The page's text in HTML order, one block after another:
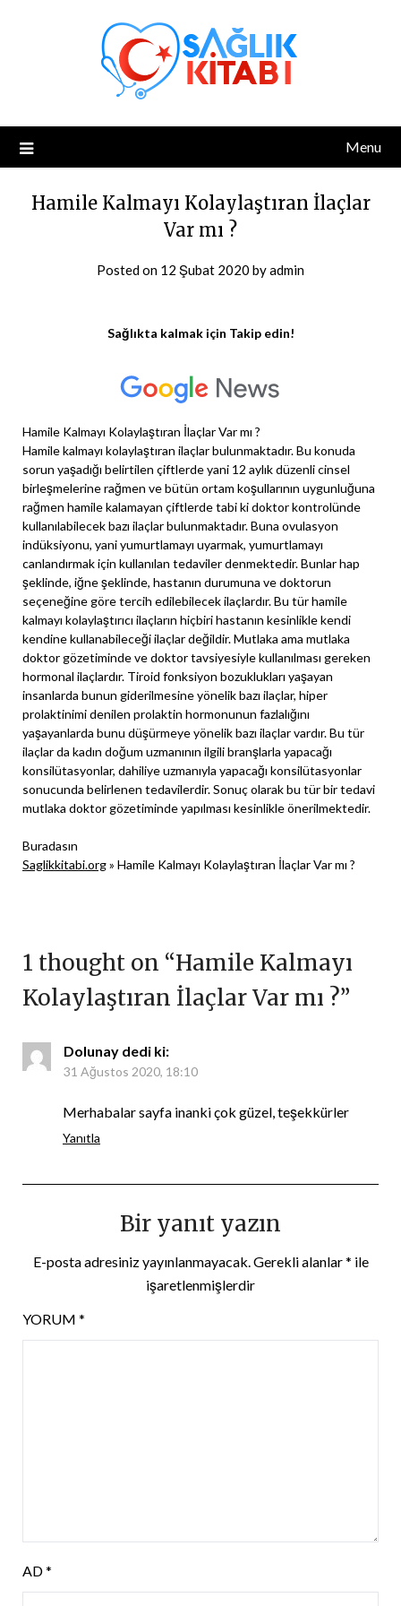
Menu
Hamile Kalmayı Kolaylaştıran İlaçlar
Var mı ?
Posted on 12 Şubat 2020 byadmin
Sağlıkta kalmak için Takip edin!
Hamile Kalmayı Kolaylaştıran İlaçlar Var mı ?
Hamile kalmayı kolaylaştıran ilaçlar bulunmaktadır. Bu konuda
sorun yaşadığı belirtilen çiftlerde yani 12 aylık düzenli cinsel
birleşmelerine rağmen ve bütün ortam koşullarının uygunluğuna
rağmen hamile kalamayan çiftlerde tabi ki doktor kontrolünde
kullanılabilecek bazı ilaçlar bulunmaktadır. Buna ovulasyon
indüksiyonu, yani yumurtlamayı uyarmak, yumurtlamayı
canlandırmak için kullanılan tedaviler denmektedir. Bunlar hap
şeklinde, iğne şeklinde, hastanın durumuna ve doktorun
seçeneğine göre tercih edilebilecek ilaçlardır. Bu tür hamile
kalmayı kolaylaştırıcı ilaçların hiçbiri hastanın kesinlikle kendi
kendine kullanabileceği ilaçlar değildir. Mutlaka ama mutlaka
doktor gözetiminde ve doktor tavsiyesiyle kullanılması gereken
hormonal ilaçlardır. Tiroid fonksiyon bozuklukları yaşayan
insanlarda bunun giderilmesine yönelik bazı ilaçlar, hiper
prolaktinimi denilen prolaktin hormonunun fazlalığını
yaşayanlarda bunu düşürmeye yönelik bazı ilaçlar vardır. Bu tür
ilaçlar da kadın doğum uzmanının ilgili branşlarla yapacağı
konsilütasyonlar, dahiliye uzmanıyla yapacağı konsilütasyonlar
sonucunda belirlenen tedavilerdir. Sonuç olarak bu tür bir tedavi
mutlaka doktor gözetiminde yapılması kesinlikle önerilmektedir.
Buradasın
Saglikkitabi.org» Hamile Kalmayı Kolaylaştıran İlaçlar Var mı ?
1 thought on “Hamile Kalmayı
Kolaylaştıran İlaçlar Var mı ?”
Dolunay dedi ki:
31 Ağustos 2020, 18:10
Merhabalar sayfa inanki çok güzel, teşekkürler
Yanıtla
Bir yanıt yazın
E-posta adresiniz yayınlanmayacak.Gerekli alanlar* ile
işaretlenmişlerdir
YORUM *
AD*